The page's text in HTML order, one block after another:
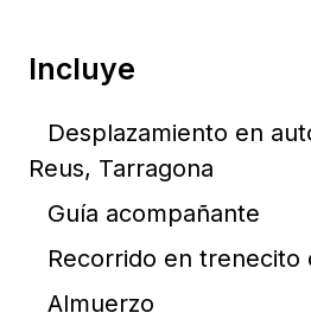
Incluye
Desplazamiento en
Reus, Tarragona
Guía acompañante
Recorrido en trenecito
Almuerzo